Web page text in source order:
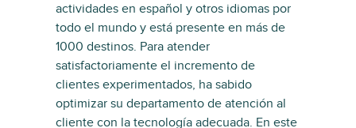
actividades en español y otros idiomas por
todo el mundo y está presente en más de
1000 destinos. Para atender
satisfactoriamente el incremento de
clientes experimentados, ha sabido
optimizar su departamento de atención al
cliente con la tecnología adecuada. En este